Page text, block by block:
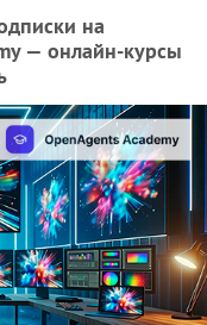
на
— онлайн-курсы